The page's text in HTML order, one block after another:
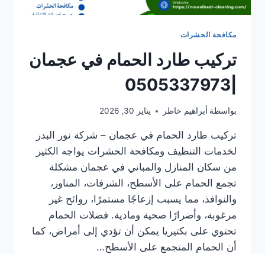
مكافحة الحشرات
تركيب طارد الحمام في عجمان
بواسطة أبراهيم خاطر يناير 30, 2026
تركيب طارد الحمام في عجمان – شركة نور البدر
لخدمات التنظيف ومكافحة الحشرات يواجه الكثير
من سكان المنازل والمباني في عجمان مشكلة
تجمع الحمام على الأسطح، الشرفات، المناور،
والنوافذ، مما يسبب إزعاجًا مستمرًا، روائح غير
مرغوبة، وأضرارًا صحية ومادية. فضلات الحمام
تحتوي على بكتيريا يمكن أن تؤدي إلى أمراض، كما
أن الحمام المتجمع على الأسطح…